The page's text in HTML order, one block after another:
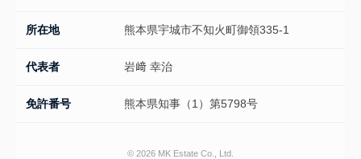
所在地 熊本県宇城市不知火町御領335-1
代表者 岩﨑 幸治
免許番号 熊本県知事（1）第5798号
© 2026 MK Estate Co., Ltd.